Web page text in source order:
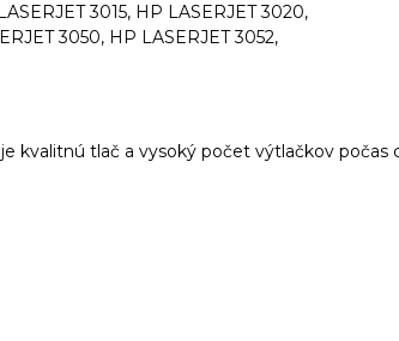
3015, HP LASERJET 3020,
3050, HP LASERJET 3052,
kvalitnú tlač a vysoký počet výtlačkov